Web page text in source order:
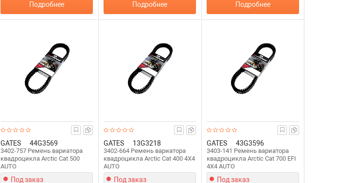
Подробнее Подробнее Подробнее
GATES 44G3569
3402-757 Ремень вариатора
квадроцикла Arctic Cat 500
AUTO
Под заказ
GATES 13G3218
3402-664 Ремень вариатора
квадроцикла Arctic Cat 400 4X4
AUTO
Под заказ
GATES 43G3596
3403-141 Ремень вариатора
квадроцикла Arctic Cat 700 EFI
4X4 AUTO
Под заказ